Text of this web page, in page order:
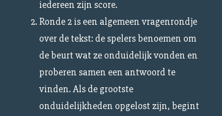
iedereen zijn score.
Ronde 2 is een algemeen vragenrondje
over de tekst: de spelers benoemen om
de beurt wat ze onduidelijk vonden en
proberen samen een antwoord te
vinden. Als de grootste
onduidelijkheden opgelost zijn, begint